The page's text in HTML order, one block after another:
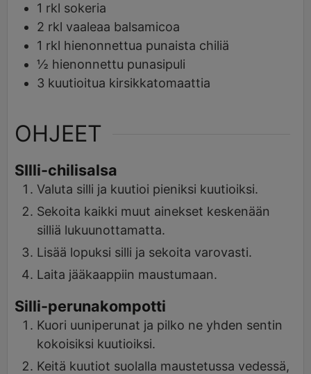
1 rkl sokeria
2 rkl vaaleaa balsamicoa
1 rkl hienonnettua punaista chiliä
½ hienonnettu punasipuli
3 kuutioitua kirsikkatomaattia
OHJEET
SIlli-chilisalsa
Valuta silli ja kuutioi pieniksi kuutioiksi.
Sekoita kaikki muut ainekset keskenään
silliä lukuunottamatta.
Lisää lopuksi silli ja sekoita varovasti.
Laita jääkaappiin maustumaan.
Silli-perunakompotti
Kuori uuniperunat ja pilko ne yhden sentin
kokoisiksi kuutioiksi.
Keitä kuutiot suolalla maustetussa vedessä,